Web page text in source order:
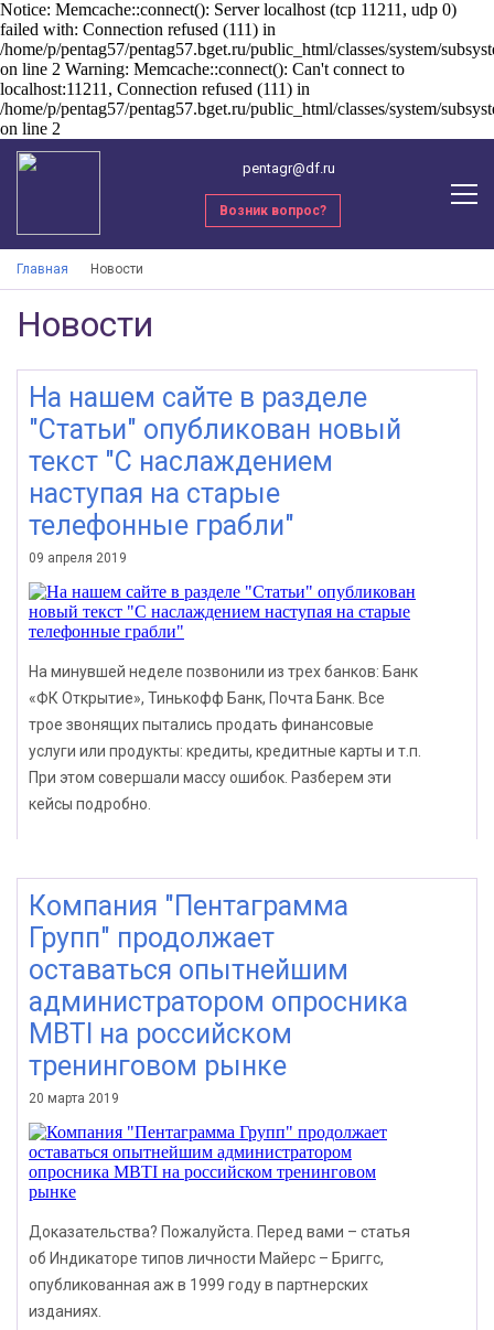
Notice: Memcache::connect(): Server localhost (tcp 11211, udp 0)
failed with: Connection refused (111) in
/home/p/pentag57/pentag57.bget.ru/public_html/classes/system/
on line 2 Warning: Memcache::connect(): Can't connect to
localhost:11211, Connection refused (111) in
/home/p/pentag57/pentag57.bget.ru/public_html/classes/system/
on line 2
pentagr@df.ru
Возник вопрос?
Главная Новости
Новости
На нашем сайте в разделе
"Статьи" опубликован новый
текст "С наслаждением
наступая на старые
телефонные грабли"
09 апреля 2019
На минувшей неделе позвонили из трех банков: Банк
«ФК Открытие», Тинькофф Банк, Почта Банк. Все
трое звонящих пытались продать финансовые
услуги или продукты: кредиты, кредитные карты и т.п.
При этом совершали массу ошибок. Разберем эти
кейсы подробно.
Компания "Пентаграмма
Групп" продолжает
оставаться опытнейшим
администратором опросника
MBTI на российском
тренинговом рынке
20 марта 2019
Доказательства? Пожалуйста. Перед вами – статья
об Индикаторе типов личности Майерс – Бриггс,
опубликованная аж в 1999 году в партнерских
изданиях.